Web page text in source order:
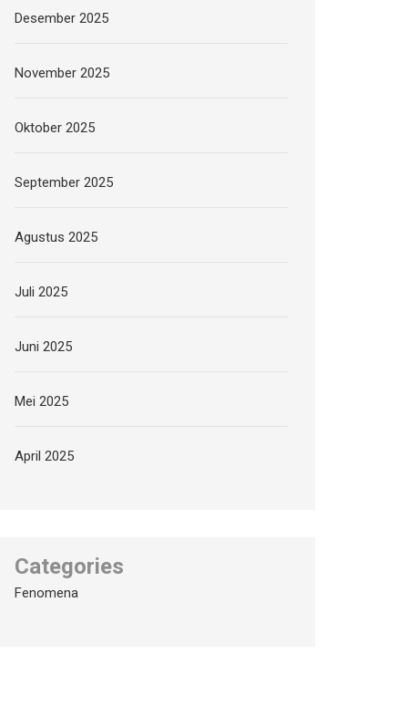
Desember 2025
November 2025
Oktober 2025
September 2025
Agustus 2025
Juli 2025
Juni 2025
Mei 2025
April 2025
Categories
Fenomena